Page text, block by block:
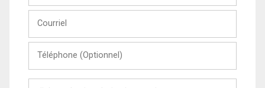
Nom
(Optionnel)
Message